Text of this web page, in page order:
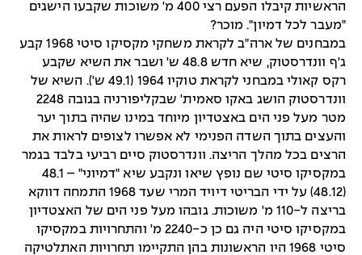
הראשיות קיבלו הפעם רצי 400 מ' משוכות שקבעו הישגים
"מעבר לכל דמיון". מוכר?
במבחנים של ארה"ב לקראת משחקי מקסיקו סיטי 1968 קבע
ג'ף וונדרסטוק, שיא חדש 48.8 ש' ושבר את השיא שקבע
רקס קאולי במבחני לקראת טוקיו 1964 (49.1 ש'). השיא של
וונדרסטוק הושג באקו סאמית' שבקליפורניה בגובה 2248
מטר מעל פני הים באצטדיון מיוחד במינו שהיה בתוך יער
והעצים בתוך השדה הפנימי לא אפשרו לצופים לראות את
הרצים בכל מהלך הריצה. וונדרסטוק סיים רביעי בלבד בגמר
במקסיקו סיטי שם נופץ שיאו ונקבע שיא "דמיוני" – 48.1
(48.12) על ידי הבריטי דיויד המרי שעד 1968 התמחה דווקא
בריצה ל-110 מ' משוכות. גובהו מעל פני הים של האצטדיון
במקסיקו סיטי היה גם כן כ-2240 מ' והתחרויות במקסיקו
סיטי 1968 היו הראשונות בהן התקיימו תחרויות האתלטיקה